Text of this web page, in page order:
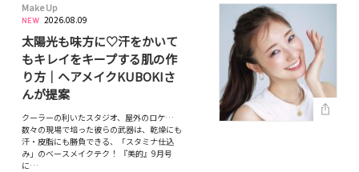
Make Up
2026.08.09
太陽光も味方に♡汗をかいて
もキレイをキープする肌の作
り方｜ヘアメイクKUBOKIさ
んが提案
クーラーの利いたスタジオ、屋外のロケ…
数々の現場で培った彼らの武器は、乾燥にも
汗・皮脂にも勝負できる、「スタミナ仕込
み」のベースメイクテク！ 『美的』9月号
に…